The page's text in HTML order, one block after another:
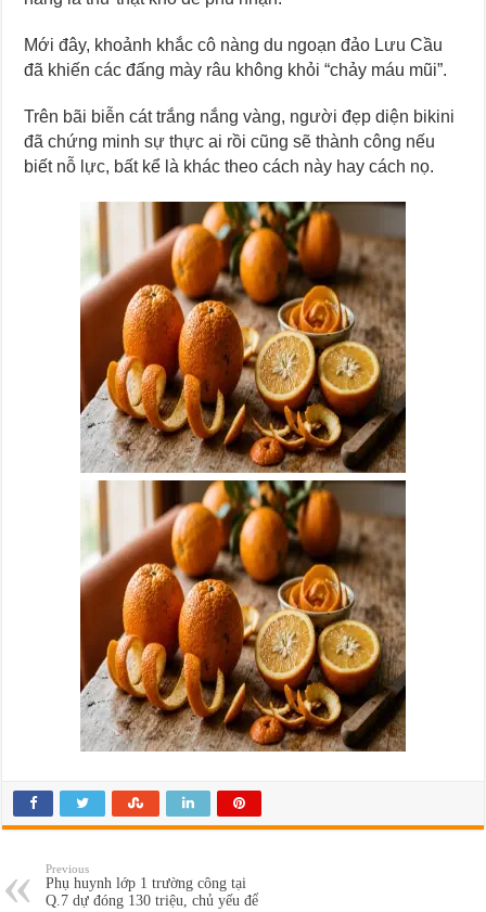
Mới đây, khoảnh khắc cô nàng du ngoạn đảo Lưu Cầu
đã khiến các đấng mày râu không khỏi “chảy máu mũi”.
Trên bãi biễn cát trắng nắng vàng, người đẹp diện bikini
đã chứng minh sự thực ai rồi cũng sẽ thành công nếu
biết nỗ lực, bất kể là khác theo cách này hay cách nọ.
Previous
Phụ huynh lớp 1 trường công tại
Q.7 dự đóng 130 triệu, chủ yếu để